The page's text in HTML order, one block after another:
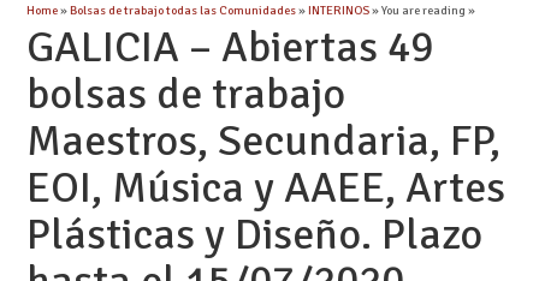
Home»Bolsas de trabajo todas las Comunidades»INTERINOS» You are reading »
GALICIA – Abiertas 49
bolsas de trabajo
Maestros, Secundaria, FP,
EOI, Música y AAEE, Artes
Plásticas y Diseño. Plazo